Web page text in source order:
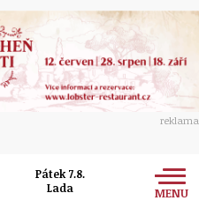
reklama
Pátek 7.8.
Lada
MENU